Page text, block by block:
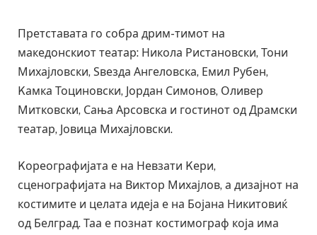
Претставата го собра дрим-тимот на
македонскиот театар: Никола Ристановски, Тони
Михајловски, Ѕвезда Ангеловска, Емил Рубен,
Kамка Тоциновски, Јордан Симонов, Оливер
Митковски, Сања Арсовска и гостинот од Драмски
театар, Јовица Михајловски.
Kореографијата е на Невзати Kери,
сценографијата на Виктор Михајлов, а дизајнот на
костимите и целата идеја е на Бојана Никитовиќ
од Белград. Таа е познат костимограф која има